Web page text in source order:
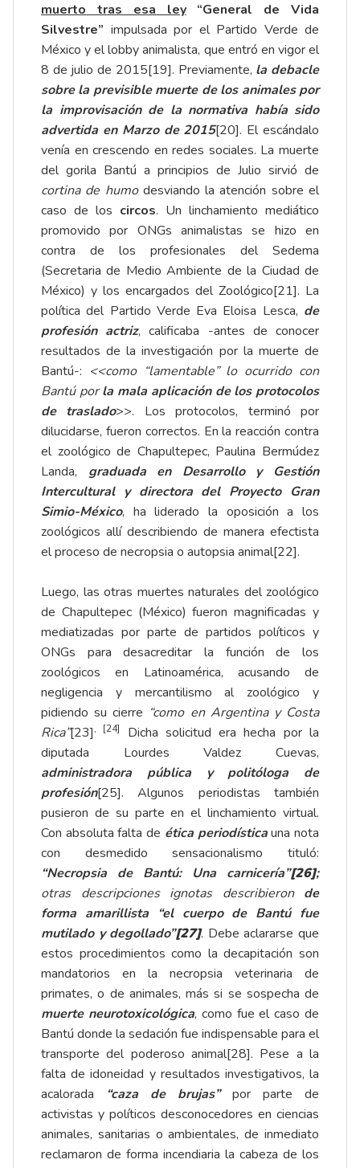
muerto tras esa ley“General de Vida
Silvestre” impulsada por el Partido Verde de
México y el lobby animalista, que entró en vigor el
8 de julio de 2015[19]. Previamente, la debacle
sobre la previsible muerte de los animales por
la improvisación de la normativa había sido
advertida en Marzo de 2015[20]. El escándalo
venía en crescendo en redes sociales. La muerte
del gorila Bantú a principios de Julio sirvió de
cortina de humodesviando la atención sobre el
caso de los circos. Un linchamiento mediático
promovido por ONGs animalistas se hizo en
contra de los profesionales del Sedema
(Secretaria de Medio Ambiente de la Ciudad de
México) y los encargados del Zoológico[21]. La
política del Partido Verde Eva Eloisa Lesca, de
profesión actriz, calificaba -antes de conocer
resultados de la investigación por la muerte de
Bantú-: <<como “lamentable” lo ocurrido con
Bantú porla mala aplicación de los protocolos
de traslado>>. Los protocolos, terminó por
dilucidarse, fueron correctos. En la reacción contra
el zoológico de Chapultepec, Paulina Bermúdez
Landa, graduada en Desarrollo y Gestión
Intercultural y directora del Proyecto Gran
Simio-México, ha liderado la oposición a los
zoológicos allí describiendo de manera efectista
el proceso de necropsia o autopsia animal[22].
Luego, las otras muertes naturales del zoológico
de Chapultepec (México) fueron magnificadas y
mediatizadas por parte de partidos políticos y
ONGs para desacreditar la función de los
zoológicos en Latinoamérica, acusando de
negligencia y mercantilismo al zoológico y
pidiendo su cierre “como en Argentina y Costa
Rica”[23], [24]
Dicha solicitud era hecha por la
diputada Lourdes Valdez Cuevas,
administradora pública y politóloga de
profesión[25]. Algunos periodistas también
pusieron de su parte en el linchamiento virtual.
Con absoluta falta de ética periodísticauna nota
con desmedido sensacionalismo tituló:
“Necropsia de Bantú: Una carnicería”[26];
otras descripciones ignotas describieronde
forma amarillista “el cuerpo de Bantú fue
mutilado y degollado”[27]. Debe aclararse que
estos procedimientos como la decapitación son
mandatorios en la necropsia veterinaria de
primates, o de animales, más si se sospecha de
muerte neurotoxicológica, como fue el caso de
Bantú donde la sedación fue indispensable para el
transporte del poderoso animal[28]. Pese a la
falta de idoneidad y resultados investigativos, la
acalorada
“caza de brujas”por parte de
activistas y políticos desconocedores en ciencias
animales, sanitarias o ambientales, de inmediato
reclamaron de forma incendiaria la cabeza de los